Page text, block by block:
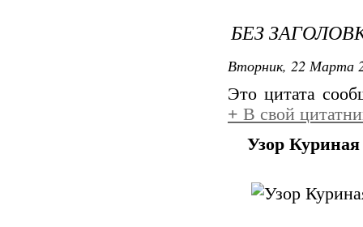
БЕЗ
Вторник, 22 Марта
Это цитата
+ В свой
Узор